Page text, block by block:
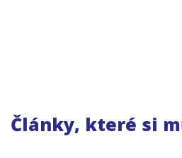
Články, které si